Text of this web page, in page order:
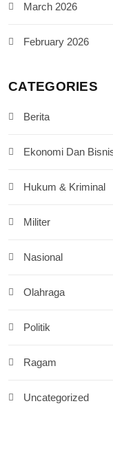
March 2026
February 2026
CATEGORIES
Berita
Ekonomi Dan
Hukum & Kriminal
Militer
Nasional
Olahraga
Politik
Ragam
Uncategorized